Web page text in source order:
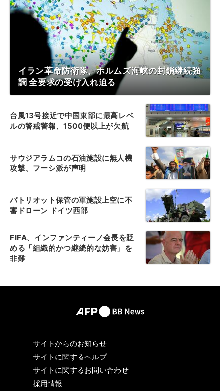
イラン革命防衛隊、ホルムズ海峡の封鎖継続強
調 全要求の受け入れ迫る
台風13号接近で中国東部に最高レベ
ルの警戒警報、1500便以上が欠航
サウジアラムコの石油施設に無人機
攻撃、フーシ派が声明
パトリオット保管の軍施設上空に不
審ドローン ドイツ西部
FIFA、インファンティーノ会長を貶
める「組織的かつ継続的な妨害」を
非難
サイトからのお知らせ
サイトに関するヘルプ
サイトに関するお問い合わせ
採用情報